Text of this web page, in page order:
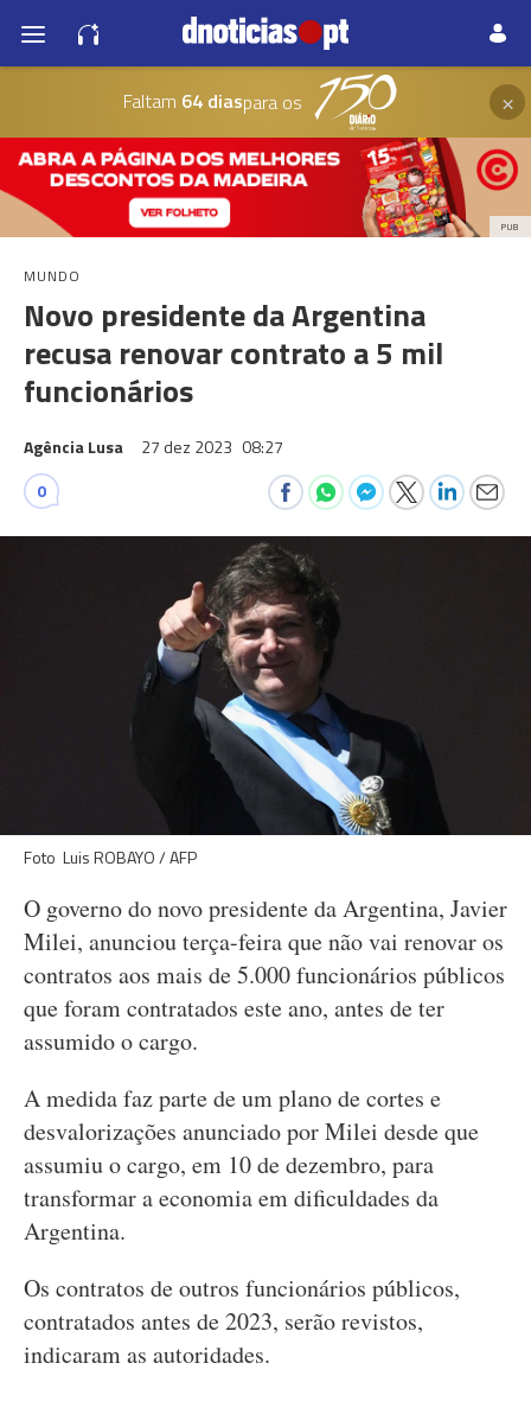
Faltam 64 diaspara os ×
PUB
MUNDO
Novo presidente da Argentina
recusa renovar contrato a 5 mil
funcionários
Agência Lusa 27 dez 2023 08:27
0
Foto Luis ROBAYO / AFP
O governo do novo presidente da Argentina, Javier
Milei, anunciou terça-feira que não vai renovar os
contratos aos mais de 5.000 funcionários públicos
que foram contratados este ano, antes de ter
assumido o cargo.
A medida faz parte de um plano de cortes e
desvalorizações anunciado por Milei desde que
assumiu o cargo, em 10 de dezembro, para
transformar a economia em dificuldades da
Argentina.
Os contratos de outros funcionários públicos,
contratados antes de 2023, serão revistos,
indicaram as autoridades.